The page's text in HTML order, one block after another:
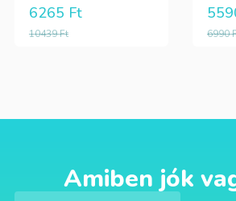
10439Ft
6265 Ft
6990
Amiben jók